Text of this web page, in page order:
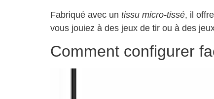
Fabriqué avec un tissu micro-tissé, il
vous jouiez à des jeux de tir ou à des
Comment configurer